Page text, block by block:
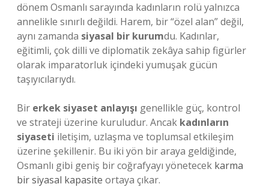
dönem Osmanlı sarayında kadınların rolü yalnızca
annelikle sınırlı değildi. Harem, bir “özel alan” değil,
aynı zamanda siyasal bir kurumdu. Kadınlar,
eğitimli, çok dilli ve diplomatik zekâya sahip figürler
olarak imparatorluk içindeki yumuşak gücün
taşıyıcılarıydı.
Bir erkek siyaset anlayışı genellikle güç, kontrol
ve strateji üzerine kuruludur. Ancak kadınların
siyaseti iletişim, uzlaşma ve toplumsal etkileşim
üzerine şekillenir. Bu iki yön bir araya geldiğinde,
Osmanlı gibi geniş bir coğrafyayı yönetecek karma
bir siyasal kapasite ortaya çıkar.